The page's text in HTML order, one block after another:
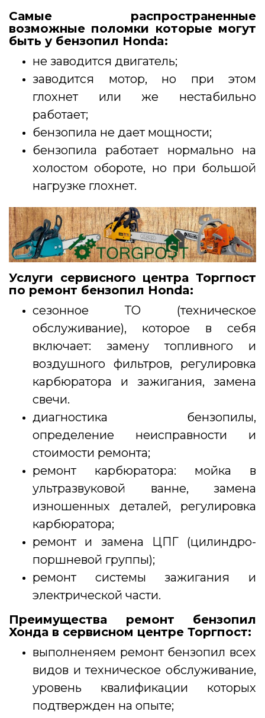
Самые распространенные
возможные поломки которые могут
быть у бензопил Honda:
не заводится двигатель;
заводится мотор, но при этом
глохнет или же нестабильно
работает;
бензопила не дает мощности;
бензопила работает нормально на
холостом обороте, но при большой
нагрузке глохнет.
Услуги сервисного центра Торгпост
по ремонт бензопил Honda:
сезонное ТО (техническое
обслуживание), которое в себя
включает: замену топливного и
воздушного фильтров, регулировка
карбюратора и зажигания, замена
свечи.
диагностика бензопилы,
определение неисправности и
стоимости ремонта;
ремонт карбюратора: мойка в
ультразвуковой ванне, замена
изношенных деталей, регулировка
карбюратора;
ремонт и замена ЦПГ (цилиндро-
поршневой группы);
ремонт системы зажигания и
электрической части.
Преимущества ремонт бензопил
Хонда в сервисном центре Торгпост:
выполненяем ремонт бензопил всех
видов и техническое обслуживание,
уровень квалификации которых
подтвержден на опыте;